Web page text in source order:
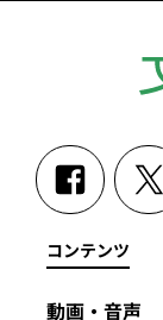
コンテンツ
動画・音声